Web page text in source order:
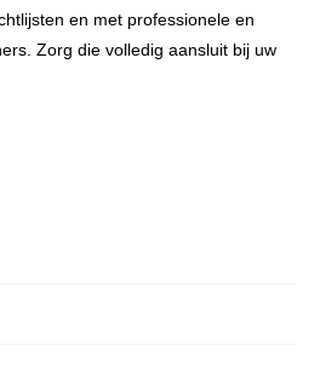
en met professionele en
Zorg die volledig aansluit bij uw